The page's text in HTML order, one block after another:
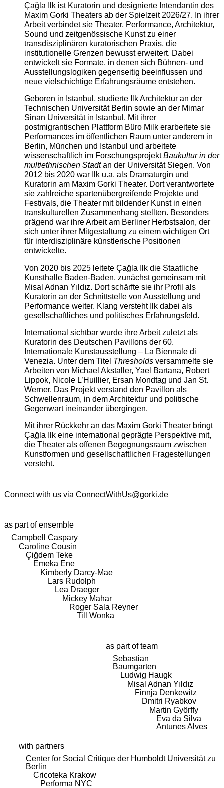
Çağla Ilk ist Kuratorin und designierte Intendantin des
Maxim Gorki Theaters ab der Spielzeit 2026/27. In ihrer
Arbeit verbindet sie Theater, Performance, Architektur,
Sound und zeitgenössische Kunst zu einer
transdisziplinären kuratorischen Praxis, die
institutionelle Grenzen bewusst erweitert. Dabei
entwickelt sie Formate, in denen sich Bühnen- und
Ausstellungslogiken gegenseitig beeinflussen und
neue vielschichtige Erfahrungsräume entstehen.
Geboren in Istanbul, studierte Ilk Architektur an der
Technischen Universität Berlin sowie an der Mimar
Sinan Universität in Istanbul. Mit ihrer
postmigrantischen Plattform Büro Milk erarbeitete sie
Performances im öffentlichen Raum unter anderem in
Berlin, München und Istanbul und arbeitete
wissenschaftlich im ForschungsprojektBaukultur in der
multiethnischen Stadtan der Universität Siegen. Von
2012 bis 2020 war Ilk u.a. als Dramaturgin und
Kuratorin am Maxim Gorki Theater. Dort verantwortete
sie zahlreiche spartenübergreifende Projekte und
Festivals, die Theater mit bildender Kunst in einen
transkulturellen Zusammenhang stellten. Besonders
prägend war ihre Arbeit am Berliner Herbstsalon, der
sich unter ihrer Mitgestaltung zu einem wichtigen Ort
für interdisziplinäre künstlerische Positionen
entwickelte.
Von 2020 bis 2025 leitete Çağla Ilk die Staatliche
Kunsthalle Baden-Baden, zunächst gemeinsam mit
Misal Adnan Yıldız. Dort schärfte sie ihr Profil als
Kuratorin an der Schnittstelle von Ausstellung und
Performance weiter. Klang versteht Ilk dabei als
gesellschaftliches und politisches Erfahrungsfeld.
International sichtbar wurde ihre Arbeit zuletzt als
Kuratorin des Deutschen Pavillons der 60.
Internationale Kunstausstellung – La Biennale di
Venezia. Unter dem Titel Thresholdsversammelte sie
Arbeiten von Michael Akstaller, Yael Bartana, Robert
Lippok, Nicole L’Huillier, Ersan Mondtag und Jan St.
Werner. Das Projekt verstand den Pavillon als
Schwellenraum, in dem Architektur und politische
Gegenwart ineinander übergingen.
Mit ihrer Rückkehr an das Maxim Gorki Theater bringt
Çağla Ilk eine international geprägte Perspektive mit,
die Theater als offenen Begegnungsraum zwischen
Kunstformen und gesellschaftlichen Fragestellungen
versteht.
Connect with us via ConnectWithUs@gorki.de
as part of ensemble
Campbell Caspary
Caroline Cousin
Çiğdem Teke
Emeka Ene
Kimberly Darcy-Mae
Lars Rudolph
Lea Draeger
Mickey Mahar
Roger Sala Reyner
Till Wonka
as part of team
Sebastian
Baumgarten
Ludwig Haugk
Misal Adnan Yıldız
Finnja Denkewitz
Dmitri Ryabkov
Martin Györffy
Eva da Silva
Antunes Alves
with partners
Center for Social Critique der Humboldt Universität zu
Berlin
Cricoteka Krakow
Performa NYC